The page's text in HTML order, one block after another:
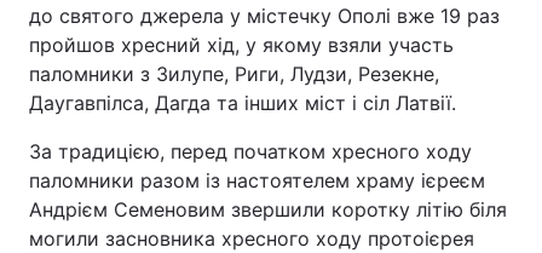
до святого джерела у містечку Ополі вже 19 раз
пройшов хресний хід, у якому взяли участь
паломники з Зилупе, Риги, Лудзи, Резекне,
Даугавпілса, Дагда та інших міст і сіл Латвії.
За традицією, перед початком хресного ходу
паломники разом із настоятелем храму ієреєм
Андрієм Семеновим звершили коротку літію біля
могили засновника хресного ходу протоієрея